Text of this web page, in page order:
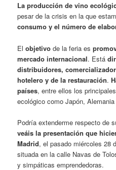
La producción de vino
pesar de la crisis en la que
consumo y el número de
Elobjetivo de la feria es
mercado internacional. Está
distribuidores,
hotelero y de la restauración.
países, entre ellos los
ecológico como Japón,
Podría extenderme respecto de
veáis la presentación que
Madrid, el pasado miércoles 28
situada en la calle Navas de
y simpáticas emprendedoras.